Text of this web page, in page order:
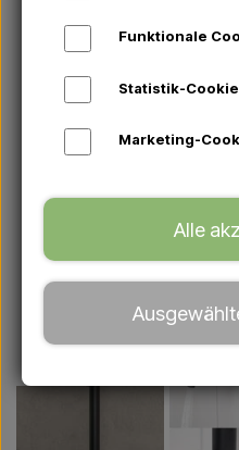
Funktionale
Statistik-
Marketing-
Alle